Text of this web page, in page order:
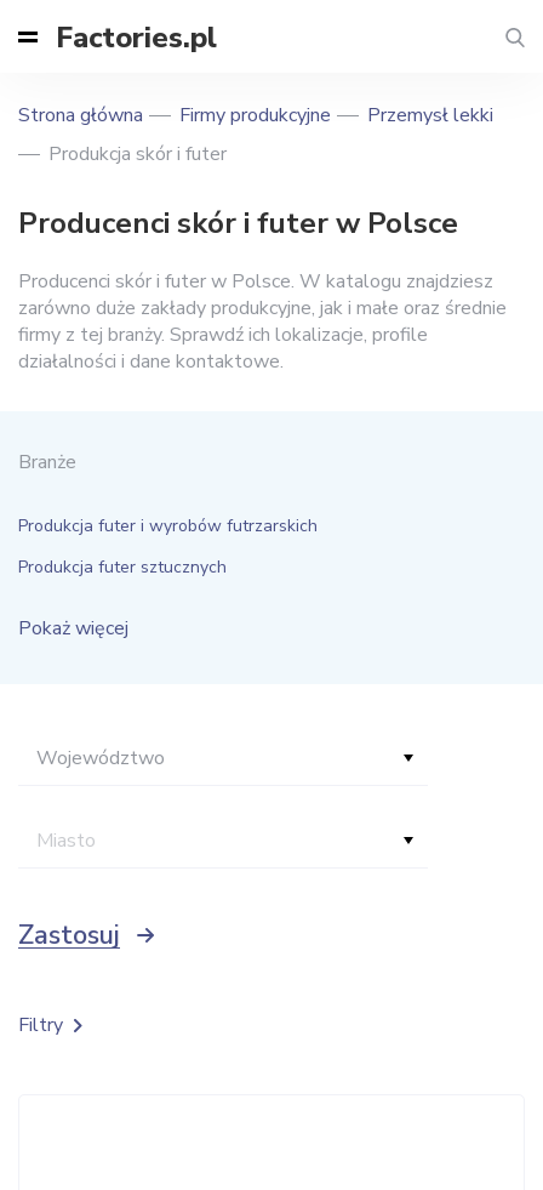
Factories.pl
Strona główna Firmy produkcyjne
Przemysł lekki
Produkcja skór i futer
Producenci skór i futer w Polsce
Producenci skór i futer w Polsce. W katalogu znajdziesz
zarówno duże zakłady produkcyjne, jak i małe oraz średnie
firmy z tej branży. Sprawdź ich lokalizacje, profile
działalności i dane kontaktowe.
Branże
Produkcja futer i wyrobów futrzarskich
Produkcja futer sztucznych
Pokaż więcej
Województwo
Miasto
Zastosuj
Filtry